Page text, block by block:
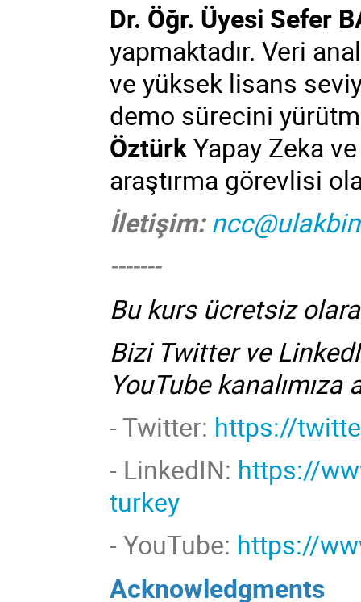
Dr. Öğr. Üyesi Sefer
yapmaktadır. Veri
ve yüksek lisans
demo sürecini
ÖztürkYapay Zeka
araştırma görevlisi
İletişim:
-------
Bu kurs ücretsiz
Bizi Twitter ve
YouTube kanalımıza
- Twitter: https://
- LinkedIN: https://
turkey
- YouTube: https://
Acknowledgments